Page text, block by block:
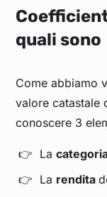
quali sono
Come abbiamo
valore catastale
conoscere 3
La
La rendita